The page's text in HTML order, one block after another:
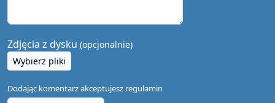
Zdjęcia z dysku (opcjonalnie)
Wybierz pliki
Dodając komentarz akceptujesz regulamin